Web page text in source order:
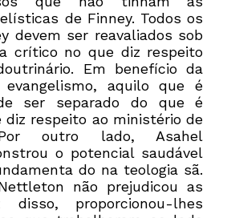
de Finney. Todos os
devem ser reavaliados sob
crítico no que diz respeito
Em benefício da
aquilo que é
ser separado do que é
diz respeito ao ministério de
outro lado, Asahel
o potencial saudável
do na teologia sã.
não prejudicou as
proporcionou-lhes